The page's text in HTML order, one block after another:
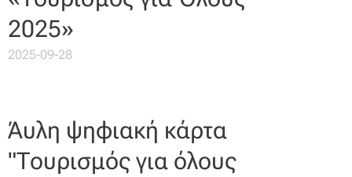
2025»
2025-09-28
Άυλη ψηφιακή κάρτα
"Τουρισμός για όλους